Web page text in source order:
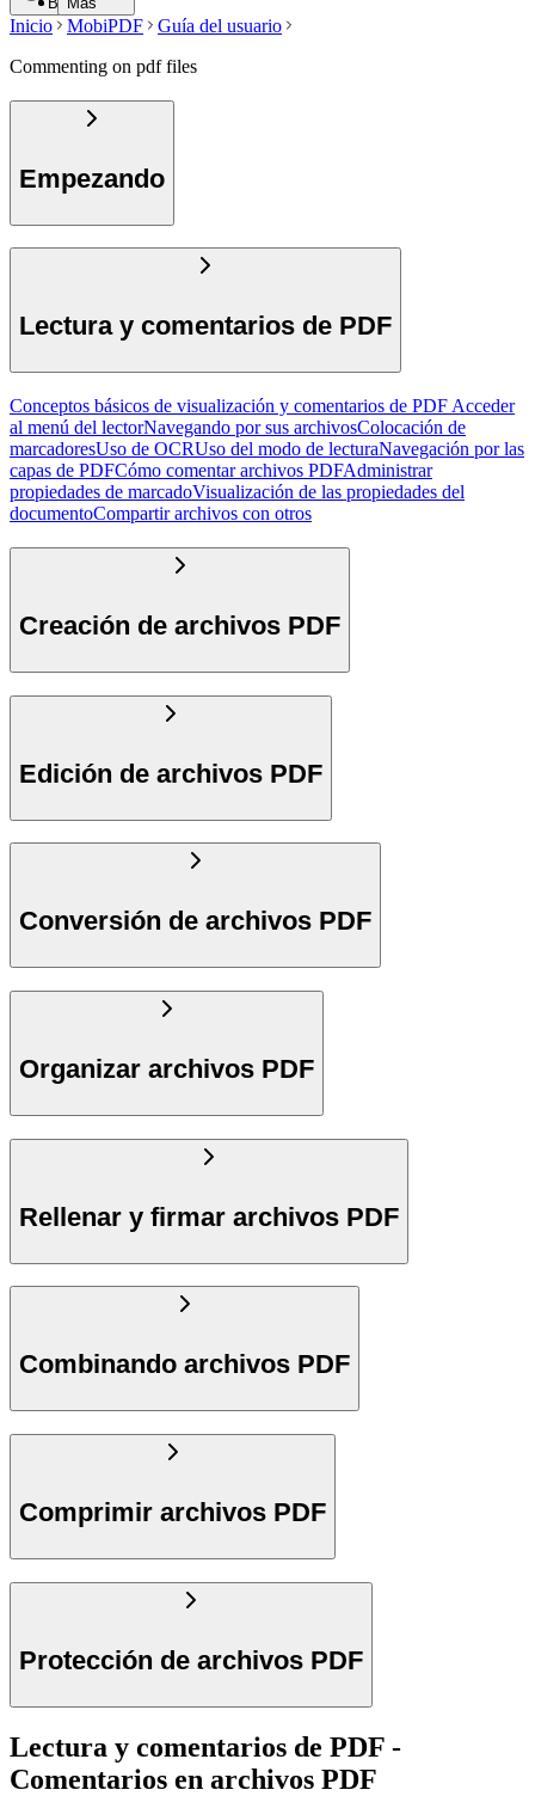
Inicio MobiPDF
Guía del usuario
Commenting on pdf files
Empezando
Lectura y comentarios de PDF
Conceptos básicos de visualización y comentarios de PDF Acceder
al menú del lectorNavegando por sus archivosColocación de
marcadoresUso de OCRUso del modo de lecturaNavegación por las
capas de PDFCómo comentar archivos PDFAdministrar
propiedades de marcadoVisualización de las propiedades del
documentoCompartir archivos con otros
Creación de archivos PDF
Edición de archivos PDF
Conversión de archivos PDF
Organizar archivos PDF
Rellenar y firmar archivos PDF
Combinando archivos PDF
Comprimir archivos PDF
Protección de archivos PDF
Lectura y comentarios de PDF -
Comentarios en archivos PDF